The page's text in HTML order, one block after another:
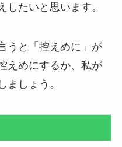
したいと思います。
うと「控えめに」が
えめにするか、私が
ましょう。